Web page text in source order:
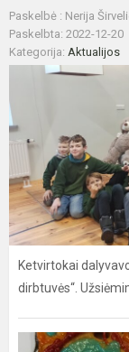
Paskelbė : Nerija
Paskelbta: 2022-12-20
Kategorija: Aktualijos
Ketvirtokai
dirbtuvės“.